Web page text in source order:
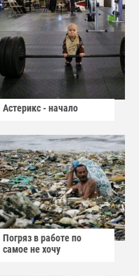
Астерикс - начало
Погряз в работе по
самое не хочу